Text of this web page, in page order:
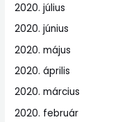
2020. július
2020. június
2020. május
2020. április
2020. március
2020. február